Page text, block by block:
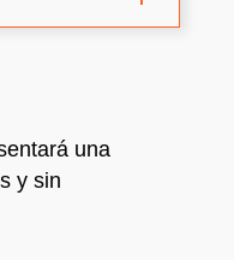
una
y sin